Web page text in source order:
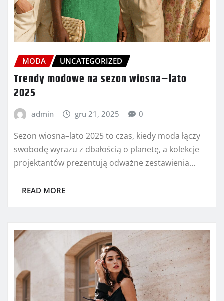
MODA UNCATEGORIZED
Trendy modowe na sezon wiosna–lato
2025
admin gru 21, 2025 0
Sezon wiosna–lato 2025 to czas, kiedy moda łączy
swobodę wyrazu z dbałością o planetę, a kolekcje
projektantów prezentują odważne zestawienia…
READ MORE